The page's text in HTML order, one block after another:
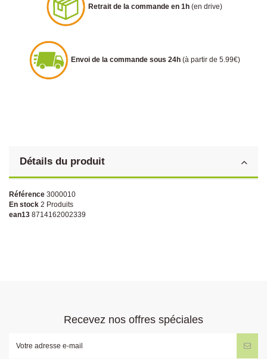
Retrait de la commande en 1h (en drive)
Envoi de la commande sous 24h (à partir de 5.99€)
Détails du produit
Référence 3000010
En stock 2 Produits
ean13 8714162002339
Recevez nos offres spéciales